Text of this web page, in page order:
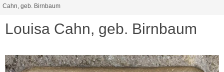
Cahn, geb. Birnbaum
Louisa Cahn, geb. Birnbaum